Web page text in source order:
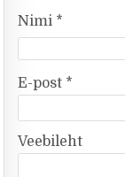
Nimi *
E-post *
Veebileht